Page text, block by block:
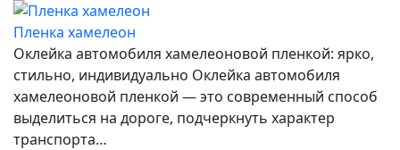
Пленка хамелеон
Оклейка автомобиля хамелеоновой пленкой: ярко,
стильно, индивидуально Оклейка автомобиля
хамелеоновой пленкой — это современный способ
выделиться на дороге, подчеркнуть характер
транспорта…